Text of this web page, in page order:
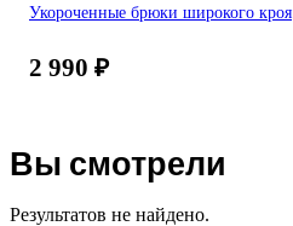
Укороченные брюки широкого кроя
2 990 ₽
Вы смотрели
Результатов не найдено.